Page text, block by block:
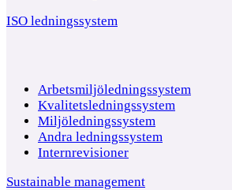
ISO ledningssystem
Arbetsmiljöledningssystem
Kvalitetsledningssystem
Miljöledningssystem
Andra ledningssystem
Internrevisioner
Sustainable management